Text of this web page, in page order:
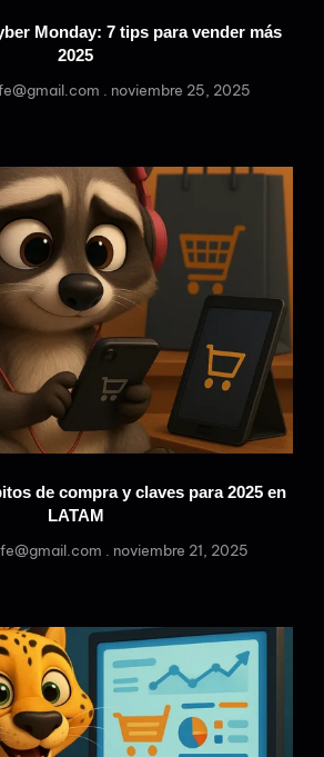
Monday: 7 tips para vender más
2025
noviembre 25, 2025
de compra y claves para 2025 en
LATAM
noviembre 21, 2025